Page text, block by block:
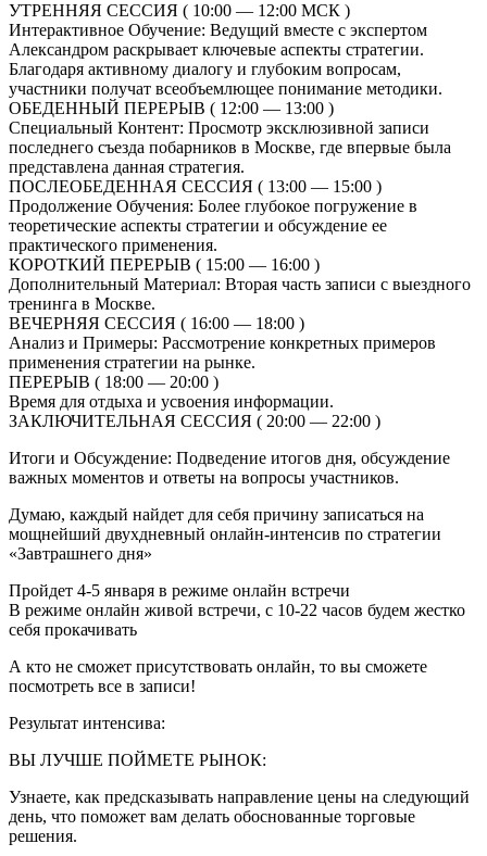
УТРЕННЯЯ СЕССИЯ ( 10:00 — 12:00 МСК )
Интерактивное Обучение: Ведущий вместе с экспертом
Александром раскрывает ключевые аспекты стратегии.
Благодаря активному диалогу и глубоким вопросам,
участники получат всеобъемлющее понимание методики.
ОБЕДЕННЫЙ ПЕРЕРЫВ ( 12:00 — 13:00 )
Специальный Контент: Просмотр эксклюзивной записи
последнего съезда побарников в Москве, где впервые была
представлена данная стратегия.
ПОСЛЕОБЕДЕННАЯ СЕССИЯ ( 13:00 — 15:00 )
Продолжение Обучения: Более глубокое погружение в
теоретические аспекты стратегии и обсуждение ее
практического применения.
КОРОТКИЙ ПЕРЕРЫВ ( 15:00 — 16:00 )
Дополнительный Материал: Вторая часть записи с выездного
тренинга в Москве.
ВЕЧЕРНЯЯ СЕССИЯ ( 16:00 — 18:00 )
Анализ и Примеры: Рассмотрение конкретных примеров
применения стратегии на рынке.
ПЕРЕРЫВ ( 18:00 — 20:00 )
Время для отдыха и усвоения информации.
ЗАКЛЮЧИТЕЛЬНАЯ СЕССИЯ ( 20:00 — 22:00 )
Итоги и Обсуждение: Подведение итогов дня, обсуждение
важных моментов и ответы на вопросы участников.
Думаю, каждый найдет для себя причину записаться на
мощнейший двухдневный онлайн-интенсив по стратегии
«Завтрашнего дня»
Пройдет 4-5 января в режиме онлайн встречи
В режиме онлайн живой встречи, с 10-22 часов будем жестко
себя прокачивать
А кто не сможет присутствовать онлайн, то вы сможете
посмотреть все в записи!
Результат интенсива:
ВЫ ЛУЧШЕ ПОЙМЕТЕ РЫНОК:
Узнаете, как предсказывать направление цены на следующий
день, что поможет вам делать обоснованные торговые
решения.